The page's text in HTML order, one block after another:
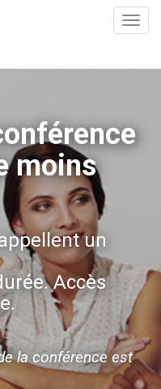
moins
un
Accès
la conférence est